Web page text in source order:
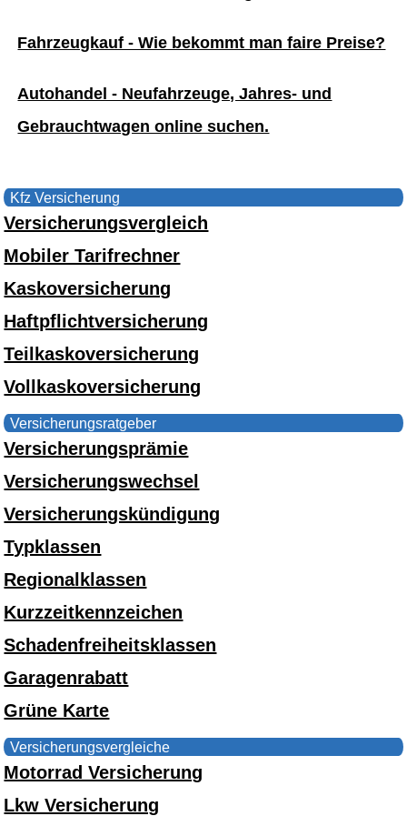
Fahrzeugkauf - Wie bekommt man faire Preise?
Autohandel - Neufahrzeuge, Jahres- und
Gebrauchtwagen online suchen.
Kfz Versicherung
Versicherungsvergleich
Mobiler Tarifrechner
Kaskoversicherung
Haftpflichtversicherung
Teilkaskoversicherung
Vollkaskoversicherung
Versicherungsratgeber
Versicherungsprämie
Versicherungswechsel
Versicherungskündigung
Typklassen
Regionalklassen
Kurzzeitkennzeichen
Schadenfreiheitsklassen
Garagenrabatt
Grüne Karte
Versicherungsvergleiche
Motorrad Versicherung
Lkw Versicherung